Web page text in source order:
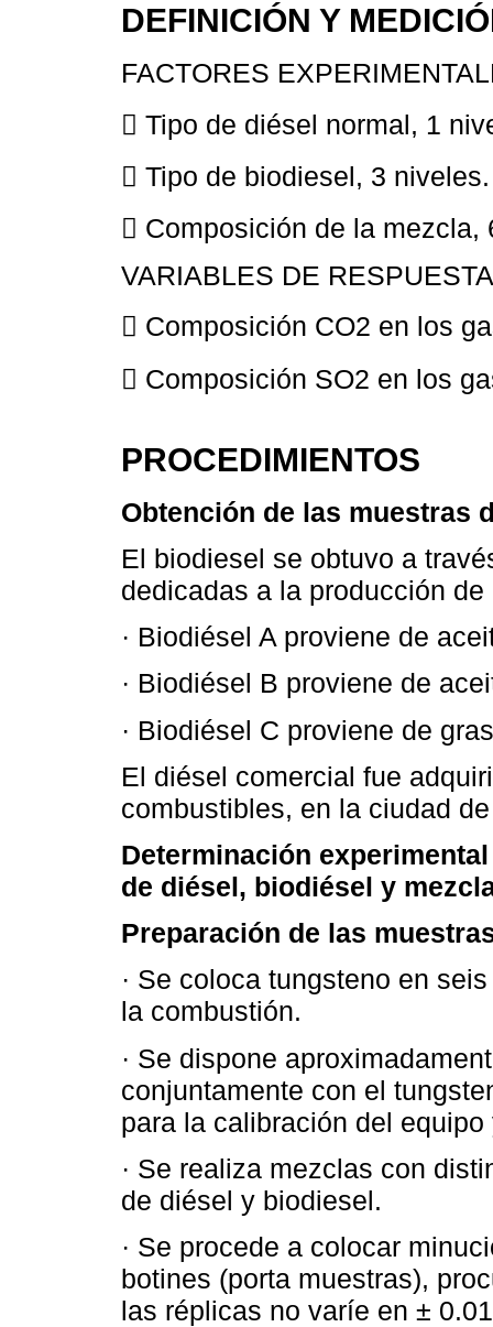
DEFINICIÓN Y
FACTORES
 Tipo de diésel normal, 1
 Tipo de biodiesel, 3 niveles.
 Composición de la mezcla,
VARIABLES DE
 Composición CO2 en los
 Composición SO2 en los
PROCEDIMIENTOS
Obtención de las muestras
El biodiesel se obtuvo a
dedicadas a la producción
· Biodiésel A proviene de
· Biodiésel B proviene de
· Biodiésel C proviene de
El diésel comercial fue
combustibles, en la ciudad
Determinación
de diésel, biodiésel y
Preparación de las
· Se coloca tungsteno en
la combustión.
· Se dispone
conjuntamente con el
para la calibración del
· Se realiza mezclas con
de diésel y biodiesel.
· Se procede a colocar
botines (porta muestras),
las réplicas no varíe en ±